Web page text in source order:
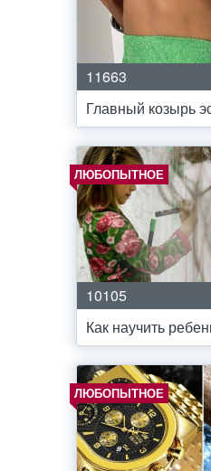
11663
Главный козырь
ЛЮБОПЫТНОЕ
10105
Как научить
ЛЮБОПЫТНОЕ